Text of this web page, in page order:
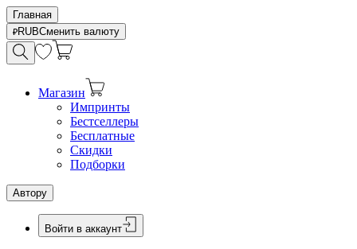
Главная
RUBСменить валюту
Магазин
Импринты
Бестселлеры
Бесплатные
Скидки
Подборки
Автору
Войти в аккаунт